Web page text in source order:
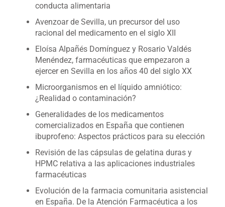
conducta alimentaria
Avenzoar de Sevilla, un precursor del uso
racional del medicamento en el siglo XII
Eloísa Alpañés Domínguez y Rosario Valdés
Menéndez, farmacéuticas que empezaron a
ejercer en Sevilla en los años 40 del siglo XX
Microorganismos en el líquido amniótico:
¿Realidad o contaminación?
Generalidades de los medicamentos
comercializados en España que contienen
ibuprofeno: Aspectos prácticos para su elección
Revisión de las cápsulas de gelatina duras y
HPMC relativa a las aplicaciones industriales
farmacéuticas
Evolución de la farmacia comunitaria asistencial
en España. De la Atención Farmacéutica a los